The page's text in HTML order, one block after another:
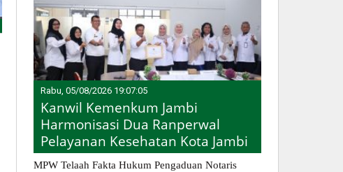
Rabu, 05/08/2026 19:07:05
Kanwil Kemenkum Jambi
Harmonisasi Dua Ranperwal
Pelayanan Kesehatan Kota Jambi
MPW Telaah Fakta Hukum Pengaduan Notaris